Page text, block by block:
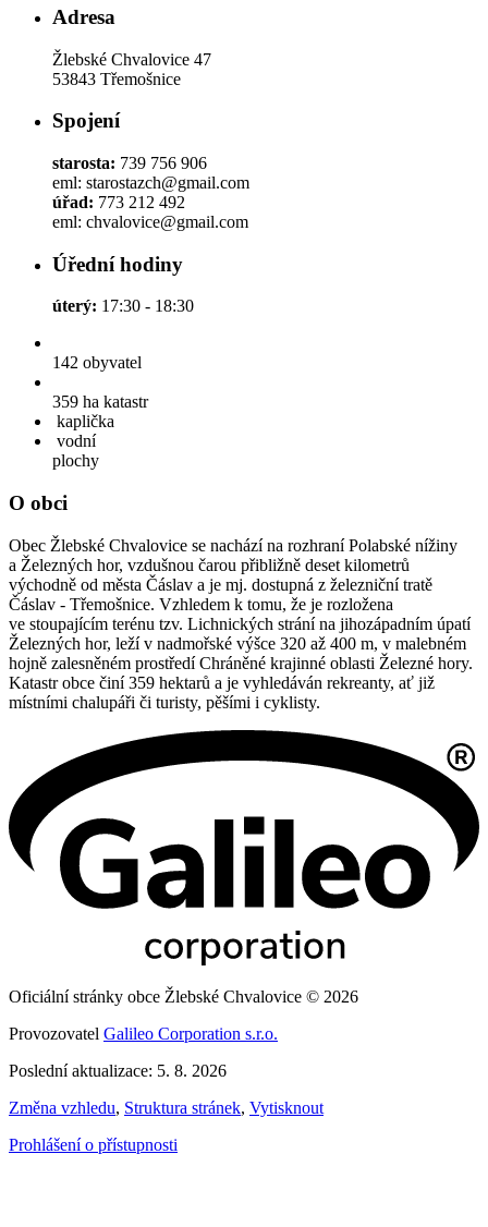
Adresa
Žlebské Chvalovice 47
53843 Třemošnice
Spojení
starosta: 739 756 906
eml: starostazch@gmail.com
úřad: 773 212 492
eml: chvalovice@gmail.com
Úřední hodiny
úterý: 17:30 - 18:30
142 obyvatel
359 ha katastr
kaplička
vodní
plochy
O obci
Obec Žlebské Chvalovice se nachází na rozhraní Polabské nížiny
a Železných hor, vzdušnou čarou přibližně deset kilometrů
východně od města Čáslav a je mj. dostupná z železniční tratě
Čáslav - Třemošnice. Vzhledem k tomu, že je rozložena
ve stoupajícím terénu tzv. Lichnických strání na jihozápadním úpatí
Železných hor, leží v nadmořské výšce 320 až 400 m, v malebném
hojně zalesněném prostředí Chráněné krajinné oblasti Železné hory.
Katastr obce činí 359 hektarů a je vyhledáván rekreanty, ať již
místními chalupáři či turisty, pěšími i cyklisty.
Oficiální stránky obce Žlebské Chvalovice © 2026
Provozovatel Galileo Corporation s.r.o.
Poslední aktualizace: 5. 8. 2026
Změna vzhledu, Struktura stránek, Vytisknout
Prohlášení o přístupnosti